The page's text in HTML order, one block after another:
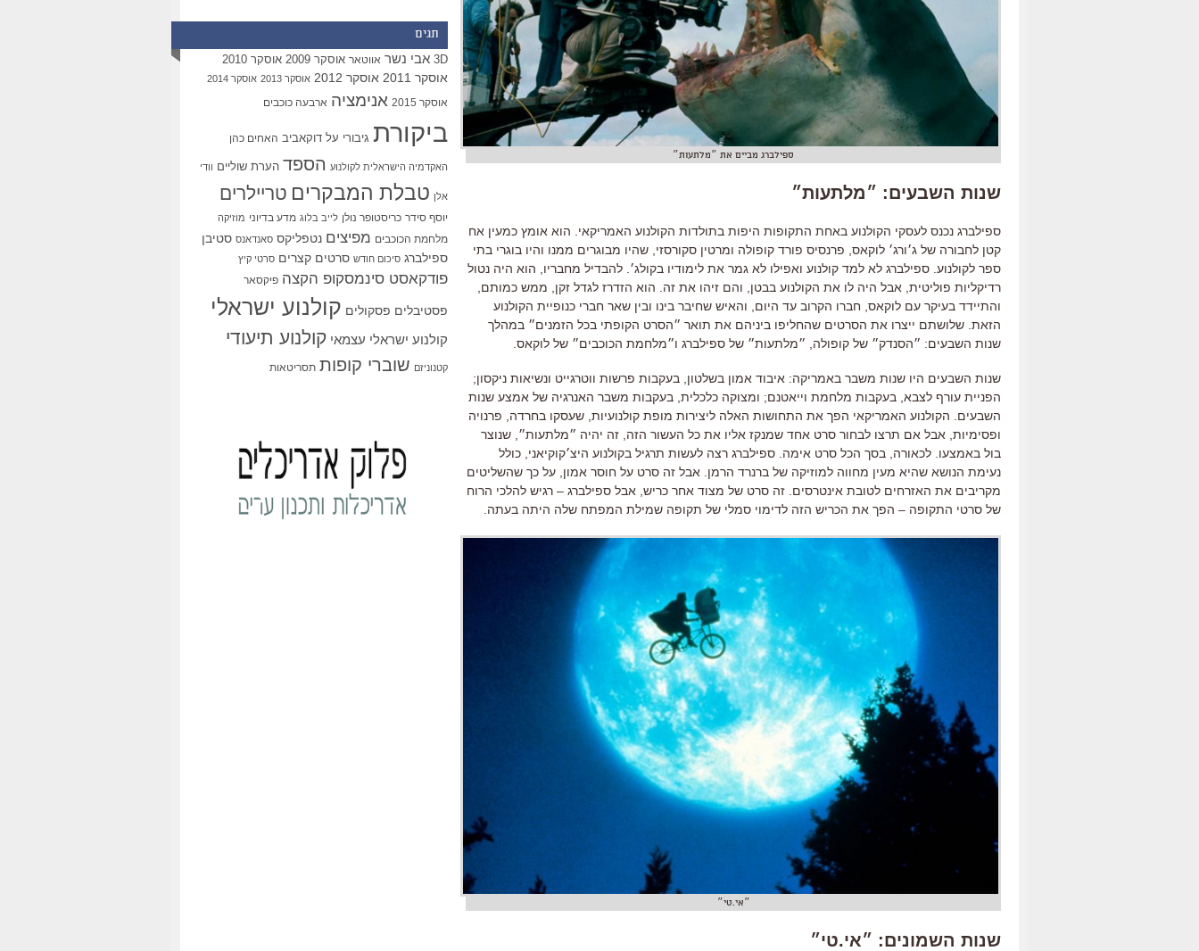
ספילברג מביים את ״מלתעות״
שנות השבעים: ״מלתעות״
ספילברג נכנס לעסקי הקולנוע באחת התקופות היפות בתולדות הקולנוע האמריקאי. הוא אומץ כמעין אח
קטן לחבורה של ג׳ורג׳ לוקאס, פרנסיס פורד קופולה ומרטין סקורסזי, שהיו מבוגרים ממנו והיו בוגרי בתי
ספר לקולנוע. ספילברג לא למד קולנוע ואפילו לא גמר את לימודיו בקולג׳. להבדיל מחבריו, הוא היה נטול
רדיקליות פוליטית, אבל היה לו את הקולנוע בבטן, והם זיהו את זה. הוא הזדרז לגדל זקן, ממש כמותם,
והתיידד בעיקר עם לוקאס, חברו הקרוב עד היום, והאיש שחיבר בינו ובין שאר חברי כנופיית הקולנוע
הזאת. שלושתם ייצרו את הסרטים שהחליפו ביניהם את תואר ״הסרט הקופתי בכל הזמנים״ במהלך
שנות השבעים: ״הסנדק״ של קופולה, ״מלתעות״ של ספילברג ו״מלחמת הכוכבים״ של לוקאס.
שנות השבעים היו שנות משבר באמריקה: איבוד אמון בשלטון, בעקבות פרשות ווטרגייט ונשיאות ניקסון;
הפניית עורף לצבא, בעקבות מלחמת וייאטנם; ומצוקה כלכלית, בעקבות משבר האנרגיה של אמצע שנות
השבעים. הקולנוע האמריקאי הפך את התחושות האלה ליצירות מופת קולנועיות, שעסקו בחרדה, פרנויה
ופסימיות, אבל אם תרצו לבחור סרט אחד שמנקז אליו את כל העשור הזה, זה יהיה ״מלתעות״, שנוצר
בול באמצעו. לכאורה, בסך הכל סרט אימה. ספילברג רצה לעשות תרגיל בקולנוע היצ׳קוקיאני, כולל
נעימת הנושא שהיא מעין מחווה למוזיקה של ברנרד הרמן. אבל זה סרט על חוסר אמון, על כך שהשליטים
מקריבים את האזרחים לטובת אינטרסים. זה סרט של מצוד אחר כריש, אבל ספילברג – רגיש להלכי הרוח
של סרטי התקופה – הפך את הכריש הזה לדימוי סמלי של תקופה שמילת המפתח שלה היתה בעתה.
״אי.טי״
שנות השמונים: ״אי.טי״
תגים
3D אבי נשר אווטאר אוסקר 2009 אוסקר 2010
אוסקר 2011 אוסקר 2012 אוסקר 2013 אוסקר 2014
אוסקר 2015 אנימציה ארבעה כוכבים
ביקורת גיבורי על דוקאביב האחים כהן
האקדמיה הישראלית לקולנוע הספד הערת שוליים וודי
אלן טבלת המבקרים טריילרים
יוסף סידר כריסטופר נולן לייב בלוג מדע בדיוני מוזיקה
מלחמת הכוכבים מפיצים נטפליקס סאנדאנס סטיבן
ספילברג סיכום חודש סרטים קצרים סרטי קיץ
פודקאסט סינמסקופ הקצה פיקסאר
פסטיבלים פסקולים קולנוע ישראלי
קולנוע ישראלי עצמאי קולנוע תיעודי
קטנוניזם שוברי קופות תסריטאות